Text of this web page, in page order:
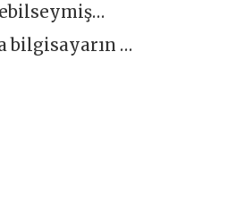
bilgisayarın …